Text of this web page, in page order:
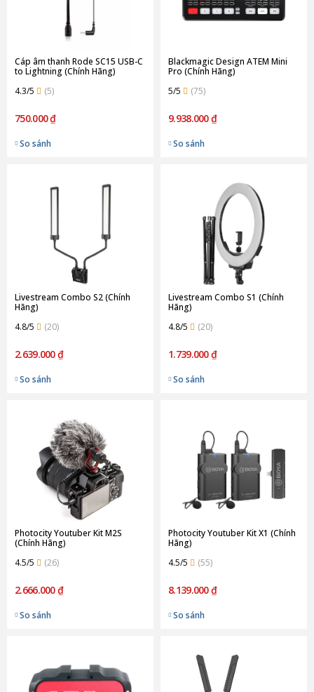
Cáp âm thanh Rode SC15 USB-C
to Lightning (Chính Hãng)
4.3/5
(5)
750.000 ₫
So sánh
Blackmagic Design ATEM Mini
Pro (Chính Hãng)
5/5
(75)
9.938.000 ₫
So sánh
Livestream Combo S2 (Chính
Hãng)
4.8/5
(20)
2.639.000 ₫
So sánh
Livestream Combo S1 (Chính
Hãng)
4.8/5
(20)
1.739.000 ₫
So sánh
Photocity Youtuber Kit M2S
(Chính Hãng)
4.5/5
(26)
2.666.000 ₫
So sánh
Photocity Youtuber Kit X1 (Chính
Hãng)
4.5/5
(55)
8.139.000 ₫
So sánh